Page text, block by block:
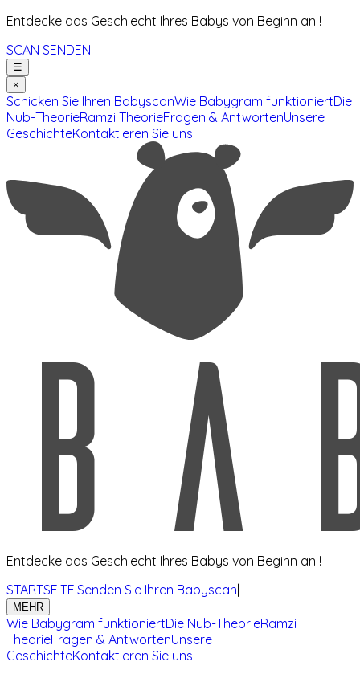
Entdecke das Geschlecht Ihres Babys von Beginn an !
SCAN SENDEN
☰
×
Schicken Sie Ihren BabyscanWie Babygram funktioniertDie
Nub-TheorieRamzi TheorieFragen & AntwortenUnsere
GeschichteKontaktieren Sie uns
Entdecke das Geschlecht Ihres Babys von Beginn an !
STARTSEITE|Senden Sie Ihren Babyscan|
MEHR
Wie Babygram funktioniertDie Nub-TheorieRamzi
TheorieFragen & AntwortenUnsere
GeschichteKontaktieren Sie uns